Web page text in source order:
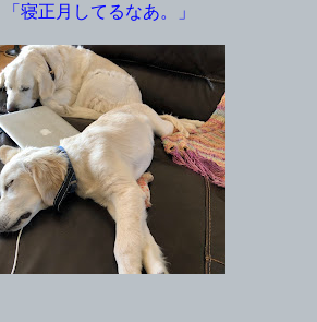
寝正月してるなあ。」